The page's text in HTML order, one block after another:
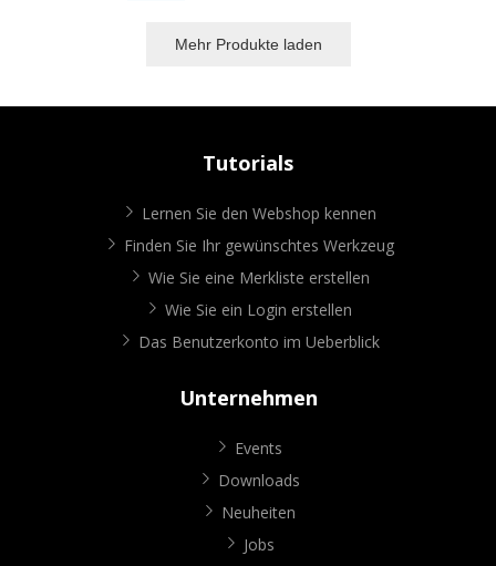
Mehr Produkte laden
Tutorials
Lernen Sie den Webshop kennen
Finden Sie Ihr gewünschtes Werkzeug
Wie Sie eine Merkliste erstellen
Wie Sie ein Login erstellen
Das Benutzerkonto im Ueberblick
Unternehmen
Events
Downloads
Neuheiten
Jobs